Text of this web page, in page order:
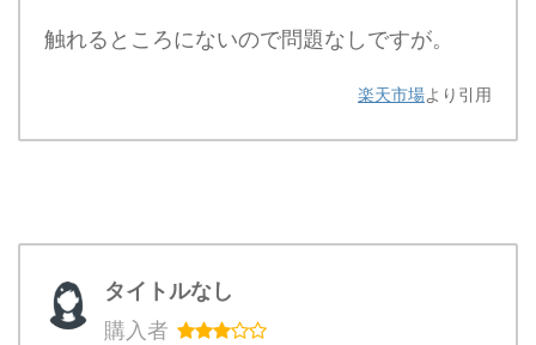
触れるところにないので問題なしですが。
楽天市場より引用
タイトルなし
購入者